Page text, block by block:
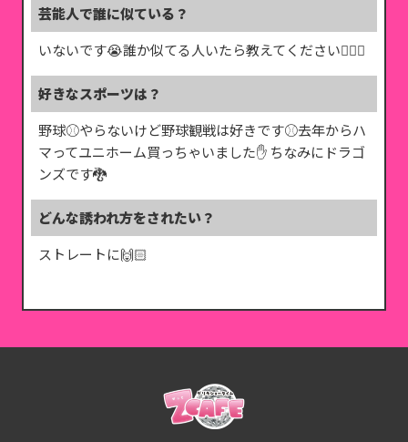
芸能人で誰に似ている？
いないです😭誰か似てる人いたら教えてください🙇🏻‍♀️‪
好きなスポーツは？
野球⚾️やらないけど野球観戦は好きです⚾️去年からハ
マってユニホーム買っちゃいました✋ ちなみにドラゴ
ンズです🐉
どんな誘われ方をされたい？
ストレートに🙌🏻